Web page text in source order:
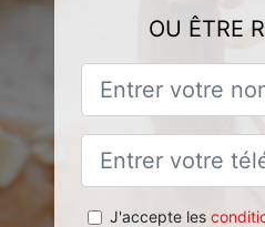
OU ÊTRE
J'accepte les